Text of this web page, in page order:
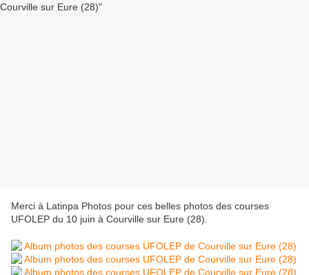
Merci à Latinpa Photos pour ces belles photos des courses
UFOLEP du 10 juin à Courville sur Eure (28).